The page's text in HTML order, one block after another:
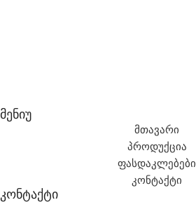
მენიუ
მთავარი
პროდუქცია
ფასდაკლებები
კონტაქტი
კონტაქტი